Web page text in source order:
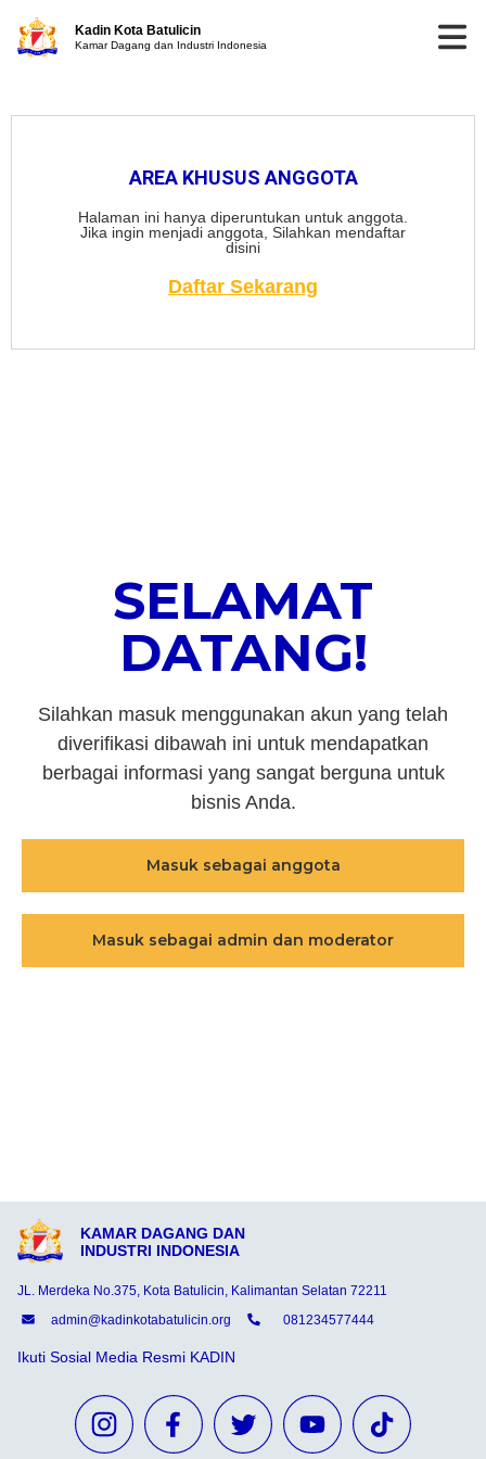
Kadin Kota Batulicin
Kamar Dagang dan Industri Indonesia
AREA KHUSUS ANGGOTA
Halaman ini hanya diperuntukan untuk anggota.
Jika ingin menjadi anggota, Silahkan mendaftar
disini
Daftar Sekarang
SELAMAT
DATANG!
Silahkan masuk menggunakan akun yang telah
diverifikasi dibawah ini untuk mendapatkan
berbagai informasi yang sangat berguna untuk
bisnis Anda.
Masuk sebagai anggota
Masuk sebagai admin dan moderator
KAMAR DAGANG DAN
INDUSTRI INDONESIA
JL. Merdeka No.375, Kota Batulicin, Kalimantan Selatan 72211
admin@kadinkotabatulicin.org
081234577444
Ikuti Sosial Media Resmi KADIN